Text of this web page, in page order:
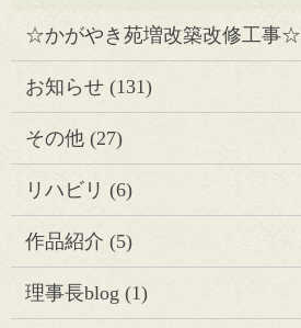
☆かがやき苑増改築改修工事☆
お知らせ(131)
その他(27)
リハビリ (6)
作品紹介 (5)
理事長blog (1)